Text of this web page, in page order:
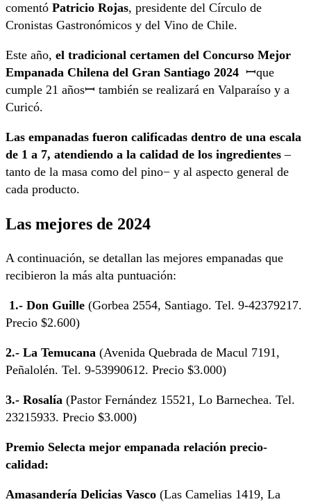
comentó Patricio Rojas, presidente del Círculo de
Cronistas Gastronómicos y del Vino de Chile.
Este año, el tradicional certamen del Concurso Mejor
Empanada Chilena del Gran Santiago 2024 ꟷque
cumple 21 añosꟷ también se realizará en Valparaíso y a
Curicó.
Las empanadas fueron calificadas dentro de una escala
de 1 a 7, atendiendo a la calidad de los ingredientes–
tanto de la masa como del pino− y al aspecto general de
cada producto.
Las mejores de 2024
A continuación, se detallan las mejores empanadas que
recibieron la más alta puntuación:
1.- Don Guille (Gorbea 2554, Santiago. Tel. 9-42379217.
Precio $2.600)
2.- La Temucana (Avenida Quebrada de Macul 7191,
Peñalolén. Tel. 9-53990612. Precio $3.000)
3.- Rosalía (Pastor Fernández 15521, Lo Barnechea. Tel.
23215933. Precio $3.000)
Premio Selecta mejor empanada relación precio-
calidad:
Amasandería Delicias Vasco (Las Camelias 1419, La